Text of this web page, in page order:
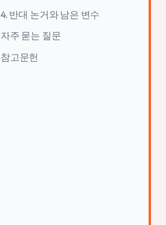
4. 반대 논거와 남은 변수
자주 묻는 질문
참고문헌